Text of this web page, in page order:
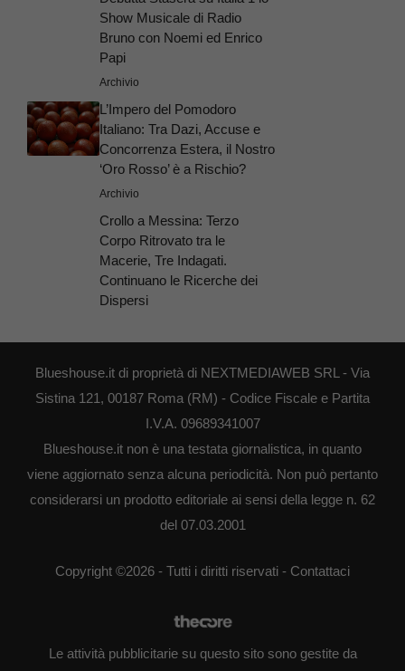
Show Musicale di Radio
Bruno con Noemi ed Enrico
Papi
Archivio
L’Impero del Pomodoro
Italiano: Tra Dazi, Accuse e
Concorrenza Estera, il Nostro
‘Oro Rosso’ è a Rischio?
Archivio
Crollo a Messina: Terzo
Corpo Ritrovato tra le
Macerie, Tre Indagati.
Continuano le Ricerche dei
Dispersi
Blueshouse.it di proprietà di NEXTMEDIAWEB SRL - Via
Sistina 121, 00187 Roma (RM) - Codice Fiscale e Partita
I.V.A. 09689341007
Blueshouse.it non è una testata giornalistica, in quanto
viene aggiornato senza alcuna periodicità. Non può pertanto
considerarsi un prodotto editoriale ai sensi della legge n. 62
del 07.03.2001
Copyright ©2026 - Tutti i diritti riservati - Contattaci
Le attività pubblicitarie su questo sito sono gestite da